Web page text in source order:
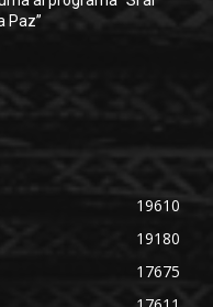
Paz”
19610
19180
17675